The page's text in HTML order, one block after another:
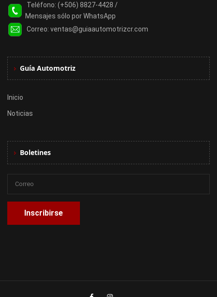
Teléfono: (+506) 8827-4428 /
Mensajes sólo por WhatsApp
Correo: ventas@guiaautomotrizcr.com
Guía Automotriz
Inicio
Noticias
Boletines